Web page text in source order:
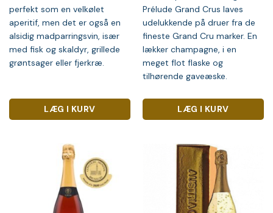
perfekt som en velkølet
aperitif, men det er også en
alsidig madparringsvin, især
med fisk og skaldyr, grillede
grøntsager eller fjerkræ.
LÆG I KURV
Prélude Grand Crus laves
udelukkende på druer fra de
fineste Grand Cru marker. En
lækker champagne, i en
meget flot flaske og
tilhørende gaveæske.
LÆG I KURV